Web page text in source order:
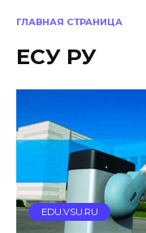
ГЛАВНАЯ СТРАНИЦА
ЕСУ РУ
EDU.VSU.RU